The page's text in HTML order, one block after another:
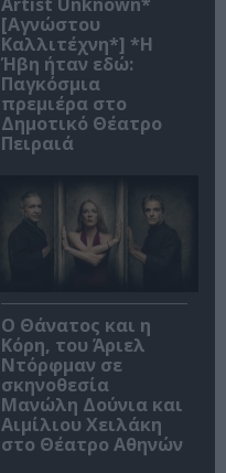
[Αγνώστου
Καλλιτέχνη*] *Η
Ήβη ήταν εδώ:
Παγκόσμια
πρεμιέρα στο
Δημοτικό Θέατρο
Πειραιά
Ο Θάνατος και η
Κόρη, του Άριελ
Ντόρφμαν σε
σκηνοθεσία
Μανώλη Δούνια και
Αιμίλιου Χειλάκη
στο Θέατρο Αθηνών